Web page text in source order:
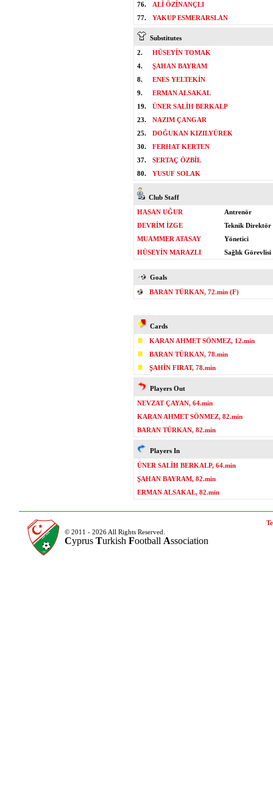
76.
ALİ ÖZİNANÇLI
77.
YAKUP ESMERARSLAN
Substitutes
2.
HÜSEYİN TOMAK
4.
ŞAHAN BAYRAM
8.
ENES YELTEKİN
9.
ERMAN ALSAKAL
19.
ÜNER SALİH BERKALP
23.
NAZIM ÇANGAR
25.
DOĞUKAN KIZILYÜREK
30.
FERHAT KERTEN
37.
SERTAÇ ÖZBİL
80.
YUSUF SOLAK
Club Staff
HASAN UĞUR
Antrenör
DEVRİM İZGE
Teknik Direktör
MUAMMER ATASAY
Yönetici
HÜSEYİN MARAZLI
Sağlık Görevlisi
Goals
BARAN TÜRKAN, 72.min (F)
Cards
KARAN AHMET SÖNMEZ, 12.min
BARAN TÜRKAN, 78.min
ŞAHİN FIRAT, 78.min
Players Out
NEVZAT ÇAYAN, 64.min
KARAN AHMET SÖNMEZ, 82.min
BARAN TÜRKAN, 82.min
Players In
ÜNER SALİH BERKALP, 64.min
ŞAHAN BAYRAM, 82.min
ERMAN ALSAKAL, 82.min
© 2011 - 2026 All Rights Reserved.
Cyprus Turkish Football Association